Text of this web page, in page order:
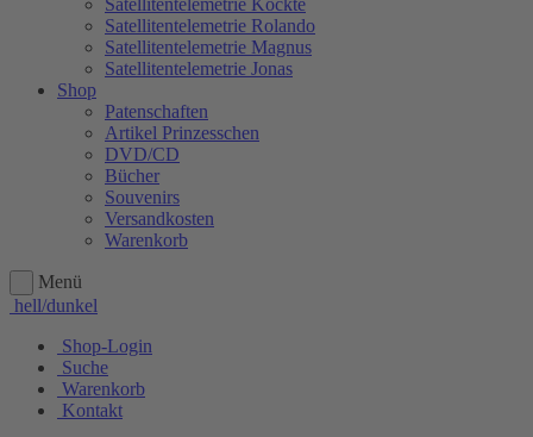
Satellitentelemetrie Köckte
Satellitentelemetrie Rolando
Satellitentelemetrie Magnus
Satellitentelemetrie Jonas
Shop
Patenschaften
Artikel Prinzesschen
DVD/CD
Bücher
Souvenirs
Versandkosten
Warenkorb
Menü
hell/dunkel
Shop-Login
Suche
Warenkorb
Kontakt